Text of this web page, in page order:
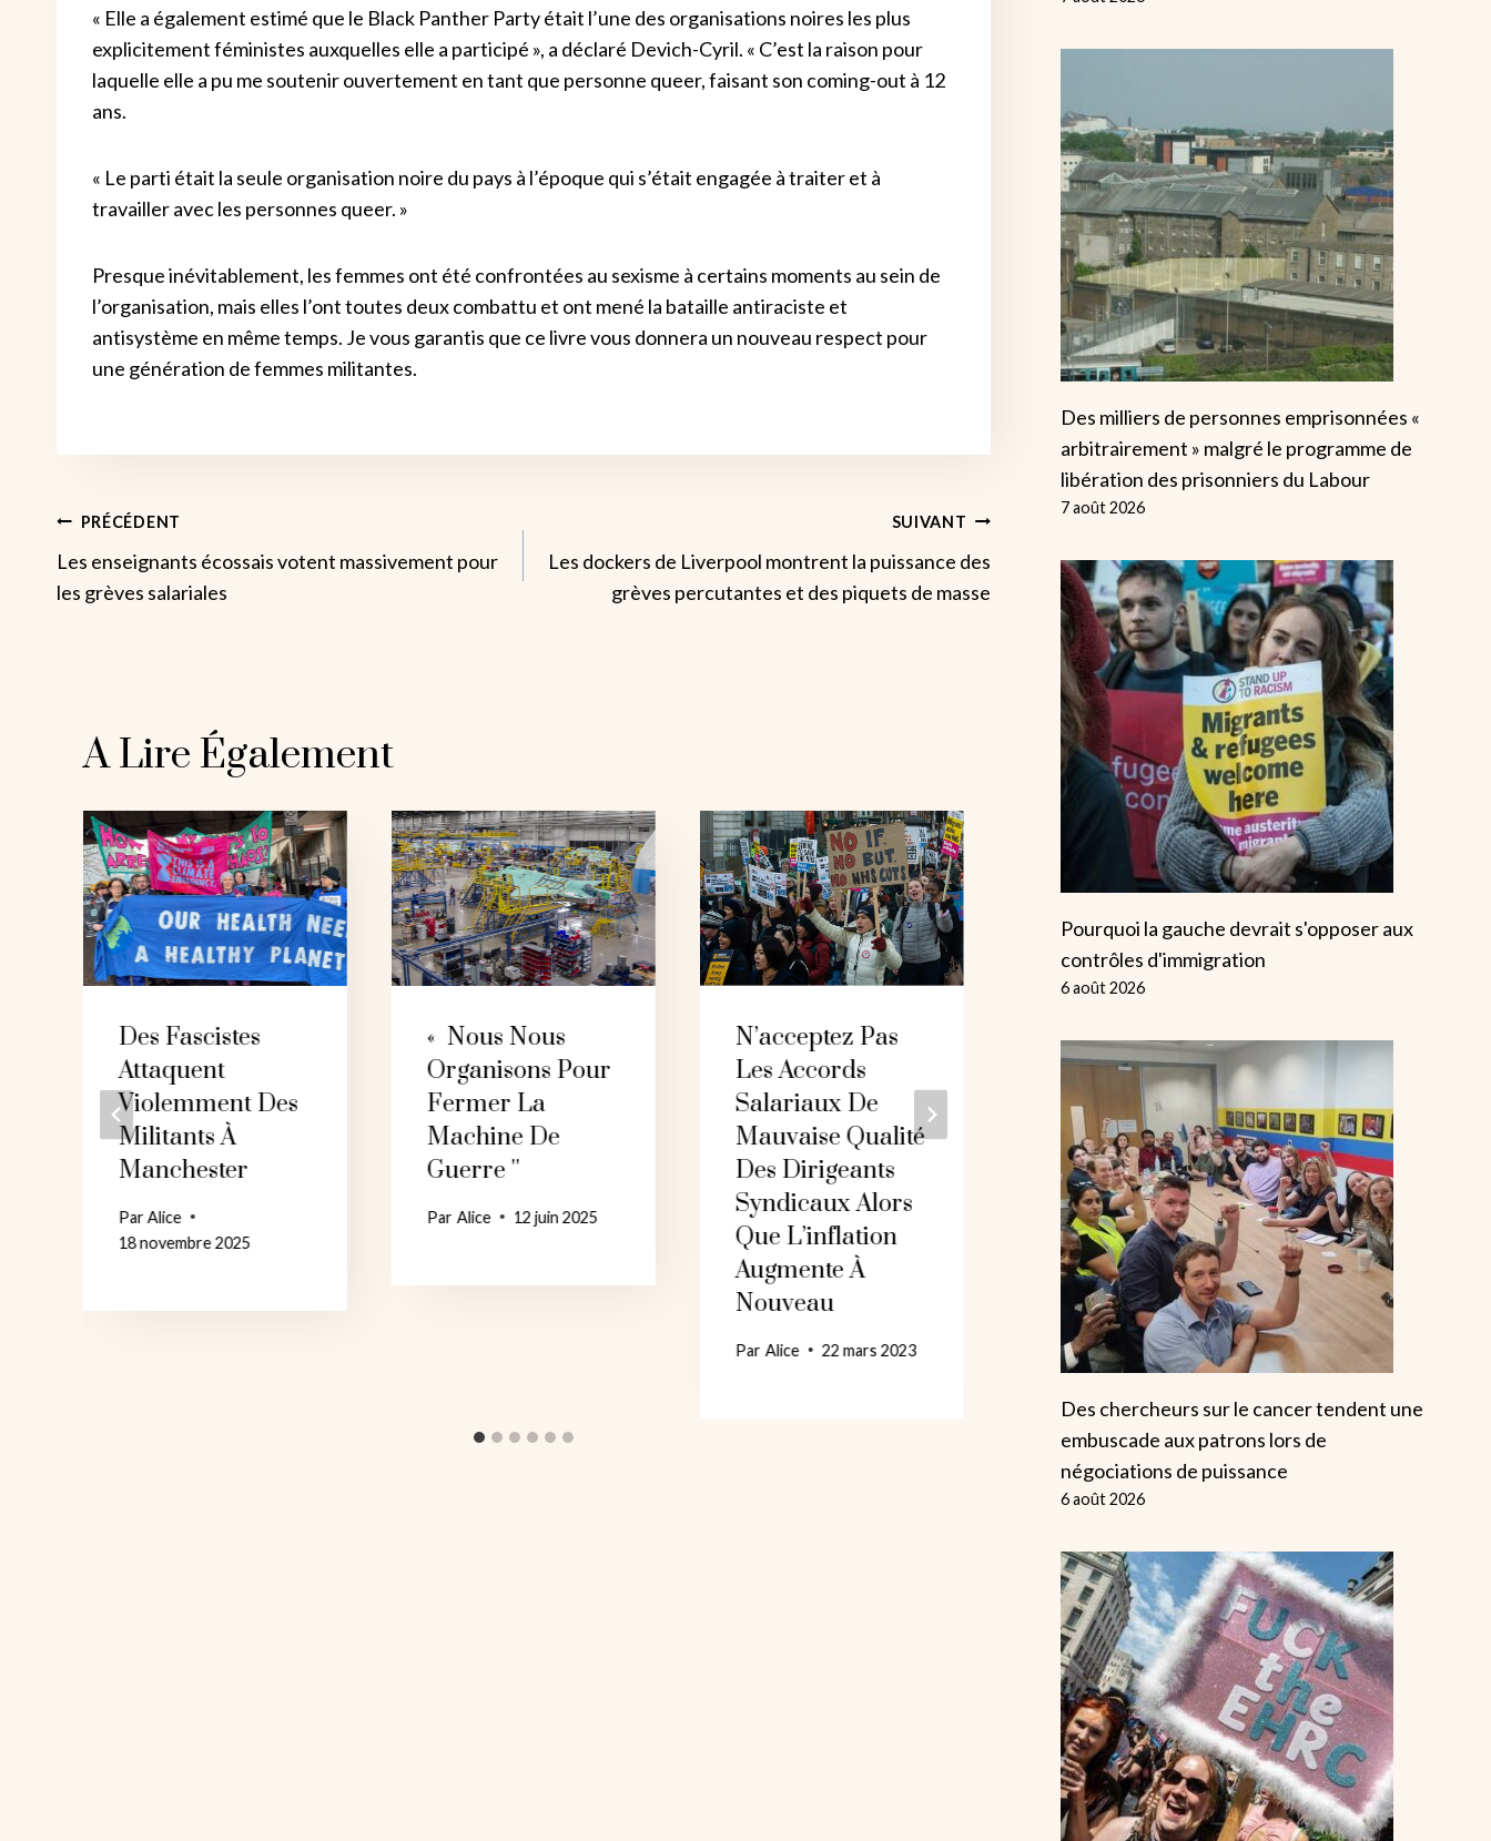
« Elle a également estimé que le Black Panther Party était l’une des organisations noires les plus
explicitement féministes auxquelles elle a participé », a déclaré Devich-Cyril. « C’est la raison pour
laquelle elle a pu me soutenir ouvertement en tant que personne queer, faisant son coming-out à 12
ans.
« Le parti était la seule organisation noire du pays à l’époque qui s’était engagée à traiter et à
travailler avec les personnes queer. »
Presque inévitablement, les femmes ont été confrontées au sexisme à certains moments au sein de
l’organisation, mais elles l’ont toutes deux combattu et ont mené la bataille antiraciste et
antisystème en même temps. Je vous garantis que ce livre vous donnera un nouveau respect pour
une génération de femmes militantes.
Navigation
De
PRÉCÉDENT
Les enseignants écossais votent massivement pour
les grèves salariales
SUIVANT
Les dockers de Liverpool montrent la puissance des
grèves percutantes et des piquets de masse
A Lire Également
Des Fascistes
Attaquent
Violemment Des
Militants À
Manchester
ParAlice
18 novembre 2025
« Nous Nous
Organisons Pour
Fermer La
Machine De
Guerre ''
ParAlice 12 juin 2025
N’acceptez Pas
Les Accords
Salariaux De
Mauvaise Qualité
Des Dirigeants
Syndicaux Alors
Que L’inflation
Augmente À
Nouveau
ParAlice 22 mars 2023
Lettres : St
Helens
Époustouflée Par
Un Concert De
Fanfare
Antiraciste
ParAlice 30 mars 2026
Ne Laissez
Exploiter La
Mort De
Sharif
ParAlice
14 novembre 2025
Des milliers de personnes emprisonnées «
arbitrairement » malgré le programme de
libération des prisonniers du Labour
7 août 2026
Pourquoi la gauche devrait s'opposer aux
contrôles d'immigration
6 août 2026
Des chercheurs sur le cancer tendent une
embuscade aux patrons lors de
négociations de puissance
6 août 2026